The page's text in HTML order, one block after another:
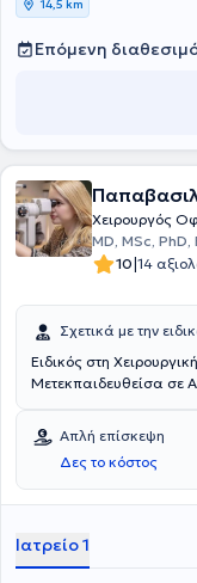
την υψηλή της
διακρίνεται για τον
την ανθρωποκεντρική
14,5 km
Επόμενη
Χειρουργός
MD, MSc, PhD,
10|14
Σχετικά με την
Ειδικός στη
Μετεκπαιδευθείσα σε
Απλή επίσκεψη
Δες το κόστος
Ιατρείο 1